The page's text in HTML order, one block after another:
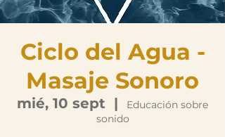
Ciclo del Agua -
Masaje Sonoro
mié, 10 sept
  |
Educación sobre
sonido